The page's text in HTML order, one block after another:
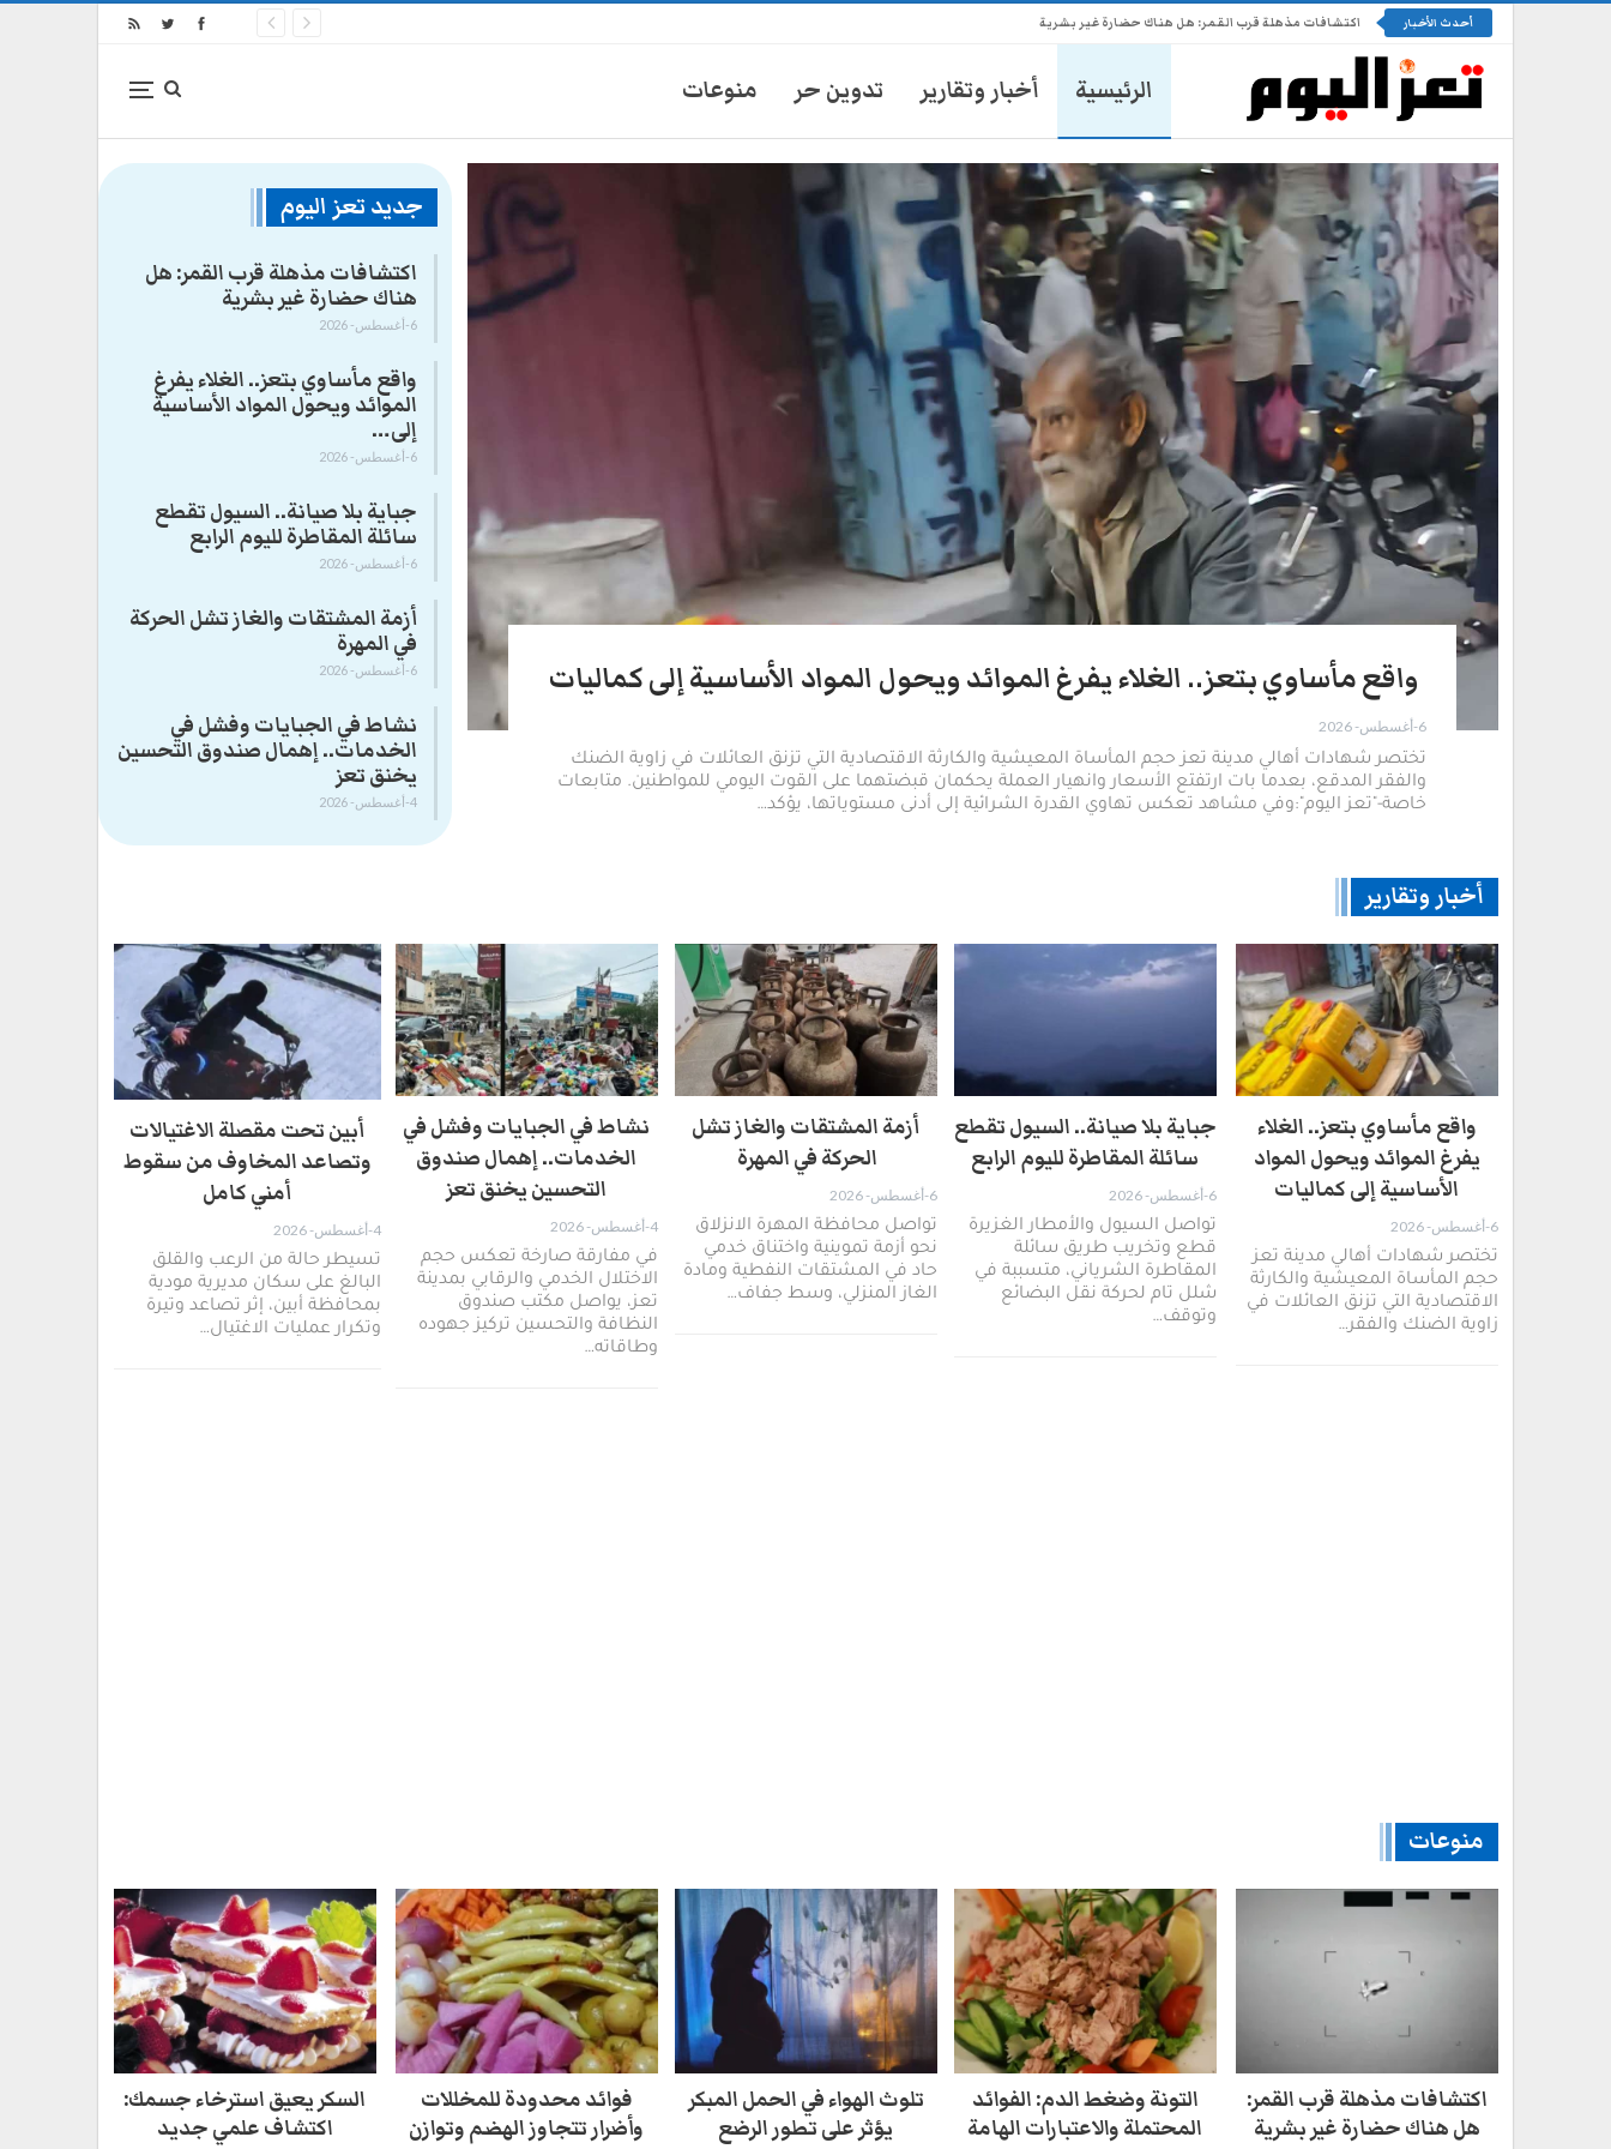
أحدث الأخبار اكتشافات مذهلة قرب القمر: هل هناك حضارة غير بشرية
الرئيسية أخبار وتقارير تدوين حر منوعات
جديد تعز اليوم
اكتشافات مذهلة قرب القمر: هل
هناك حضارة غير بشرية
6-أغسطس- 2026
واقع مأساوي بتعز.. الغلاء يفرغ
الموائد ويحول المواد الأساسية
إلى…
6-أغسطس- 2026
جباية بلا صيانة.. السيول تقطع
سائلة المقاطرة لليوم الرابع
6-أغسطس- 2026
أزمة المشتقات والغاز تشل الحركة
في المهرة ​
6-أغسطس- 2026
نشاط في الجبايات وفشل في
الخدمات.. إهمال صندوق التحسين
يخنق تعز
4-أغسطس- 2026
واقع مأساوي بتعز.. الغلاء يفرغ الموائد ويحول المواد الأساسية إلى كماليات
6-أغسطس- 2026
​تختصر شهادات أهالي مدينة تعز حجم المأساة المعيشية والكارثة الاقتصادية التي تزنق العائلات في زاوية الضنك
والفقر المدقع، بعدما بات ارتفتع الأسعار وانهيار العملة يحكمان قبضتهما على القوت اليومي للمواطنين. متابعات
خاصة-"تعز اليوم": ​وفي مشاهد تعكس تهاوي القدرة الشرائية إلى أدنى مستوياتها، يؤكد…
أخبار وتقارير
واقع مأساوي بتعز.. الغلاء
يفرغ الموائد ويحول المواد
الأساسية إلى كماليات
6-أغسطس- 2026
​تختصر شهادات أهالي مدينة تعز
حجم المأساة المعيشية والكارثة
الاقتصادية التي تزنق العائلات في
زاوية الضنك والفقر…
جباية بلا صيانة.. السيول تقطع
سائلة المقاطرة لليوم الرابع
6-أغسطس- 2026
تواصل السيول والأمطار الغزيرة
قطع وتخريب طريق سائلة
المقاطرة الشرياني، متسببة في
شلل تام لحركة نقل البضائع
وتوقف…
أزمة المشتقات والغاز تشل
الحركة في المهرة ​
6-أغسطس- 2026
​تواصل محافظة المهرة الانزلاق
نحو أزمة تموينية واختناق خدمي
حاد في المشتقات النفطية ومادة
الغاز المنزلي، وسط جفاف…
نشاط في الجبايات وفشل في
الخدمات.. إهمال صندوق
التحسين يخنق تعز
4-أغسطس- 2026
في مفارقة صارخة تعكس حجم
الاختلال الخدمي والرقابي بمدينة
تعز، يواصل مكتب صندوق
النظافة والتحسين تركيز جهوده
وطاقاته…
أبين تحت مقصلة الاغتيالات
وتصاعد المخاوف من سقوط
أمني كامل
4-أغسطس- 2026
تسيطر حالة من الرعب والقلق
البالغ على سكان مديرية مودية
بمحافظة أبين، إثر تصاعد وتيرة
وتكرار عمليات الاغتيال…
منوعات
اكتشافات مذهلة قرب القمر:
هل هناك حضارة غير بشرية
التونة وضغط الدم: الفوائد
المحتملة والاعتبارات الهامة
تلوث الهواء في الحمل المبكر
يؤثر على تطور الرضع
فوائد محدودة للمخللات
وأضرار تتجاوز الهضم وتوازن
السكر يعيق استرخاء جسمك:
اكتشاف علمي جديد